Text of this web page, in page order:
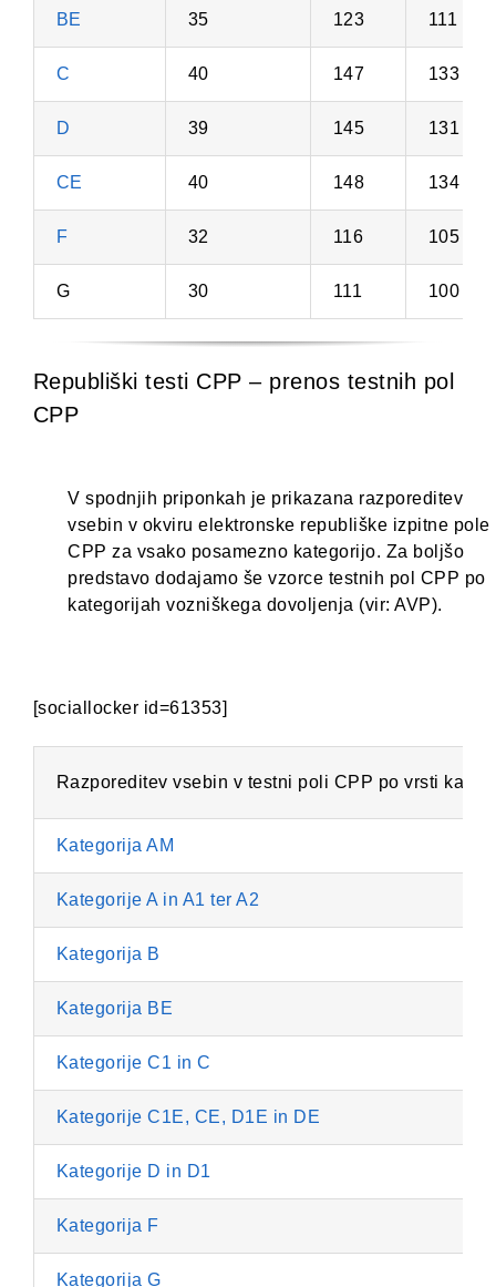
BE 35 123 111
C 40 147 133
D 39 145 131
CE 40 148 134
F 32 116 105
G 30 111 100
Republiški testi CPP – prenos testnih pol
CPP
V spodnjih priponkah je prikazana razporeditev
vsebin v okviru elektronske republiške izpitne pole
CPP za vsako posamezno kategorijo. Za boljšo
predstavo dodajamo še vzorce testnih pol CPP po
kategorijah vozniškega dovoljenja (vir: AVP).
[sociallocker id=61353]
Razporeditev vsebin v testni poli CPP po vrsti
Kategorija AM
Kategorije A in A1 ter A2
Kategorija B
Kategorija BE
Kategorije C1 in C
Kategorije C1E, CE, D1E in DE
Kategorije D in D1
Kategorija F
Kategorija G